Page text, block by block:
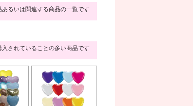
るいは関連する商品の一覧です
入されていることの多い商品です